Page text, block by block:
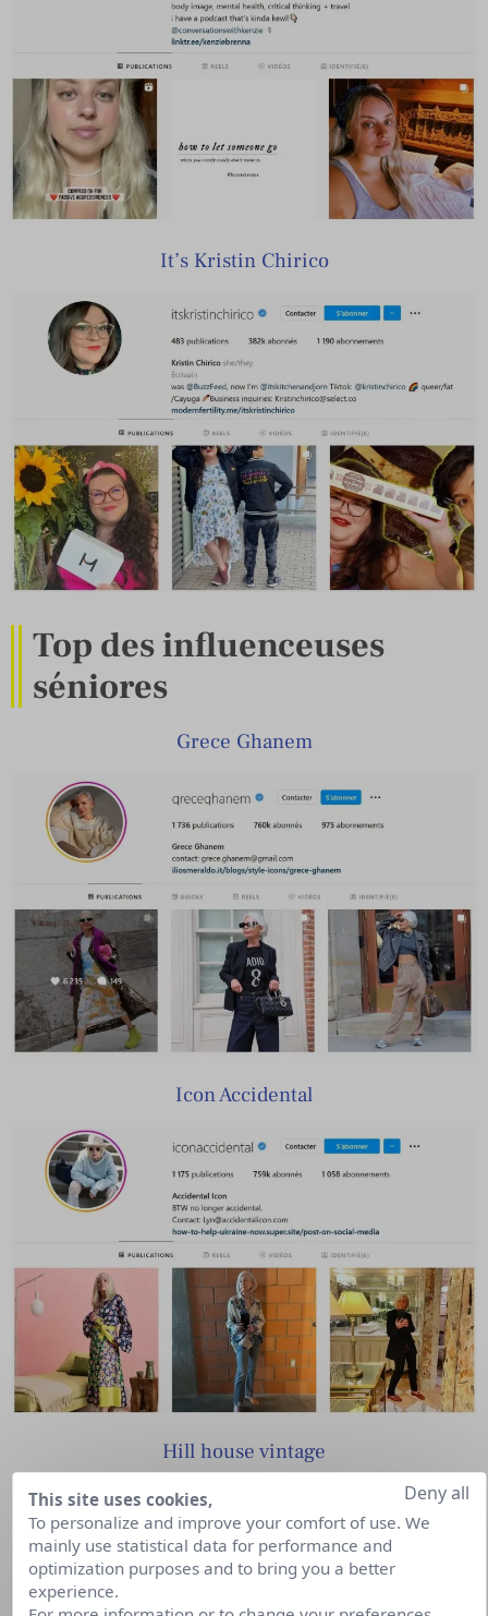
It’s Kristin Chirico
Top des influenceuses
séniores
Grece Ghanem
Icon Accidental
Hill house vintage
This site uses cookies,
To personalize and improve your comfort of use. We
mainly use statistical data for performance and
optimization purposes and to bring you a better
experience.
Deny all